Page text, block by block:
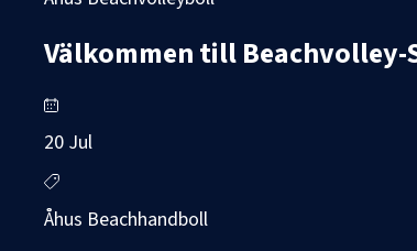
Välkommen till Beachvolley-
20 Jul
Åhus Beachhandboll